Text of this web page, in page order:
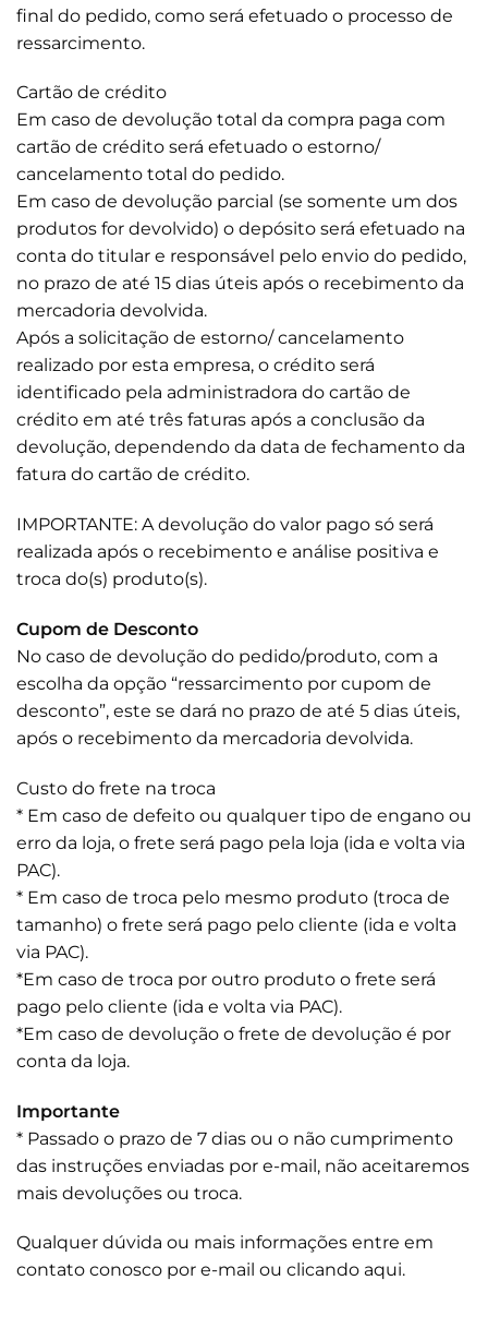
final do pedido, como será efetuado o processo de
ressarcimento.
Cartão de crédito
Em caso de devolução total da compra paga com
cartão de crédito será efetuado o estorno/
cancelamento total do pedido.
Em caso de devolução parcial (se somente um dos
produtos for devolvido) o depósito será efetuado na
conta do titular e responsável pelo envio do pedido,
no prazo de até 15 dias úteis após o recebimento da
mercadoria devolvida.
Após a solicitação de estorno/ cancelamento
realizado por esta empresa, o crédito será
identificado pela administradora do cartão de
crédito em até três faturas após a conclusão da
devolução, dependendo da data de fechamento da
fatura do cartão de crédito.
IMPORTANTE: A devolução do valor pago só será
realizada após o recebimento e análise positiva e
troca do(s) produto(s).
Cupom de Desconto
No caso de devolução do pedido/produto, com a
escolha da opção “ressarcimento por cupom de
desconto”, este se dará no prazo de até 5 dias úteis,
após o recebimento da mercadoria devolvida.
Custo do frete na troca
* Em caso de defeito ou qualquer tipo de engano ou
erro da loja, o frete será pago pela loja (ida e volta via
PAC).
* Em caso de troca pelo mesmo produto (troca de
tamanho) o frete será pago pelo cliente (ida e volta
via PAC).
*Em caso de troca por outro produto o frete será
pago pelo cliente (ida e volta via PAC).
*Em caso de devolução o frete de devolução é por
conta da loja.
Importante
* Passado o prazo de 7 dias ou o não cumprimento
das instruções enviadas por e-mail, não aceitaremos
mais devoluções ou troca.
Qualquer dúvida ou mais informações entre em
contato conosco por e-mail ou clicando aqui.